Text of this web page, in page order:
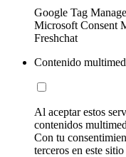
Google Tag
Microsoft Consent
Freshchat
Contenido
Al aceptar estos
contenidos
Con tu
terceros en este